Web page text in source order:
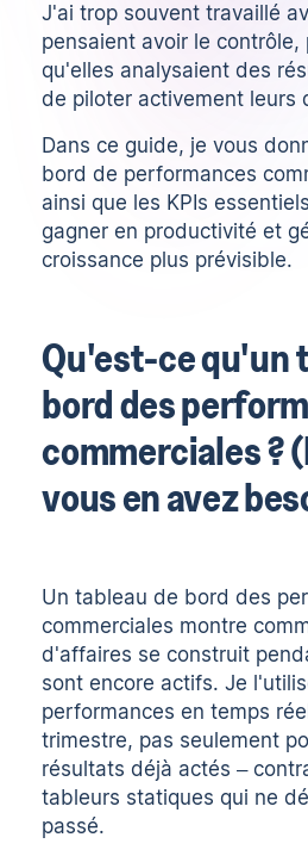
J'ai trop souvent travaillé
pensaient avoir le contrôle,
qu'elles analysaient des
de piloter activement leurs
Dans ce guide, je vous
bord de performances
ainsi que les KPIs
gagner en productivité et
croissance plus prévisible.
Qu'est-ce qu'un
bord des
commerciales ?
vous en avez
Un tableau de bord des
commerciales montre
d'affaires se construit
sont encore actifs. Je
performances en temps
trimestre, pas seulement
résultats déjà actés –
tableurs statiques qui ne
passé.